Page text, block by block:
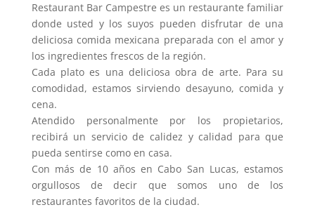
Restaurant Bar Campestre es un restaurante familiar
donde usted y los suyos pueden disfrutar de una
deliciosa comida mexicana preparada con el amor y
los ingredientes frescos de la región.
Cada plato es una deliciosa obra de arte. Para su
comodidad, estamos sirviendo desayuno, comida y
cena.
Atendido personalmente por los propietarios,
recibirá un servicio de calidez y calidad para que
pueda sentirse como en casa.
Con más de 10 años en Cabo San Lucas, estamos
orgullosos de decir que somos uno de los
restaurantes favoritos de la ciudad.